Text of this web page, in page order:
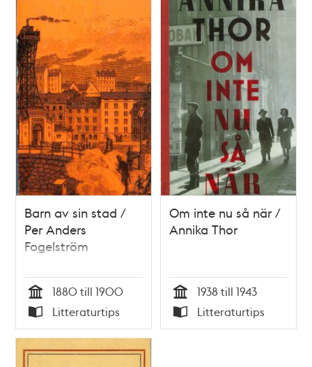
Barn av sin stad /
Per Anders
Fogelström
Tid
1880 till 1900
Typ
Litteraturtips
Om inte nu så när /
Annika Thor
Tid
1938 till 1943
Typ
Litteraturtips